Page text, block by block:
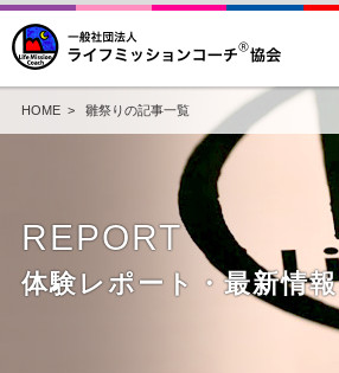
HOME> 雛祭りの記事一覧
REPORT
体験レポート・最新情報